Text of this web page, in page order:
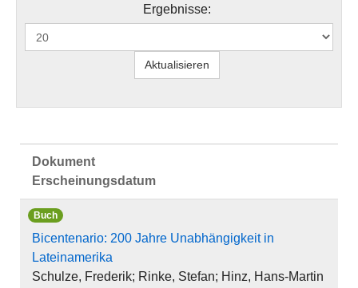
Ergebnisse:
Dokument
Erscheinungsdatum
Buch
Bicentenario: 200 Jahre Unabhängigkeit in
Lateinamerika
Schulze, Frederik; Rinke, Stefan; Hinz, Hans-Martin